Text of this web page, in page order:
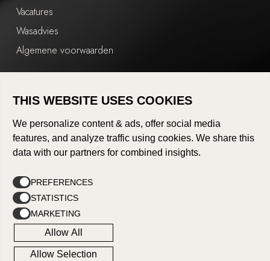
Subtotaal:
Bekijk winkelwagen
Vacatures
Wasadvies
Algemene voorwaarden
Afrekenen
Winkelwagen
© 2026 Pluche Lingerie. Design by MEGANMEDIA.
THIS WEBSITE USES COOKIES
We personalize content & ads, offer social media
features, and analyze traffic using cookies. We share this
data with our partners for combined insights.
PREFERENCES
STATISTICS
MARKETING
Allow All
Allow Selection